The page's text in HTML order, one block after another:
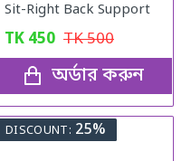
Sit-Right Back Support
TK 450 TK500
অর্ডার করুন
DISCOUNT: 25%